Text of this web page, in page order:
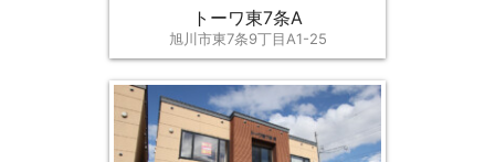
トーワ東7条A
旭川市東7条9丁目A1-25